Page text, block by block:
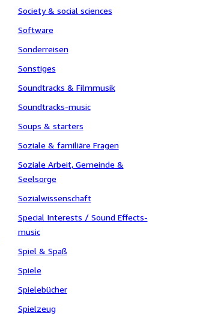
Society & social sciences
Software
Sonderreisen
Sonstiges
Soundtracks & Filmmusik
Soundtracks-music
Soups & starters
Soziale & familiäre Fragen
Soziale Arbeit, Gemeinde &
Seelsorge
Sozialwissenschaft
Special Interests / Sound Effects-
music
Spiel & Spaß
Spiele
Spielebücher
Spielzeug